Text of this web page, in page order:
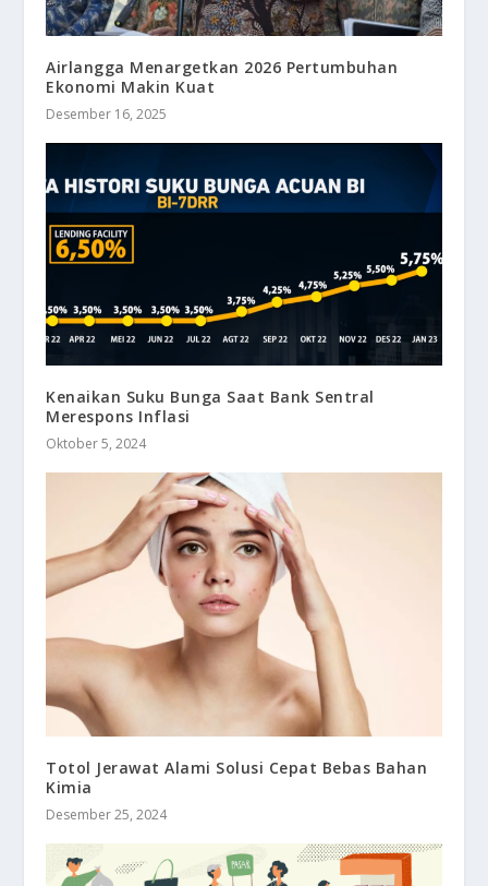
Airlangga Menargetkan 2026 Pertumbuhan
Ekonomi Makin Kuat
Desember 16, 2025
Kenaikan Suku Bunga Saat Bank Sentral
Merespons Inflasi
Oktober 5, 2024
Totol Jerawat Alami Solusi Cepat Bebas Bahan
Kimia
Desember 25, 2024